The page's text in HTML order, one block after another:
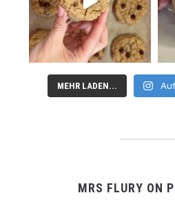
MEHR LADEN...
MRS FLURY ON